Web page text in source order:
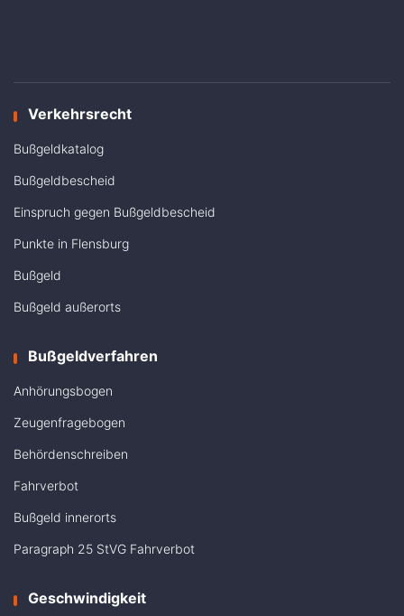
Verkehrsrecht
Bußgeldkatalog
Bußgeldbescheid
Einspruch gegen Bußgeldbescheid
Punkte in Flensburg
Bußgeld
Bußgeld außerorts
Bußgeldverfahren
Anhörungsbogen
Zeugenfragebogen
Behördenschreiben
Fahrverbot
Bußgeld innerorts
Paragraph 25 StVG Fahrverbot
Geschwindigkeit